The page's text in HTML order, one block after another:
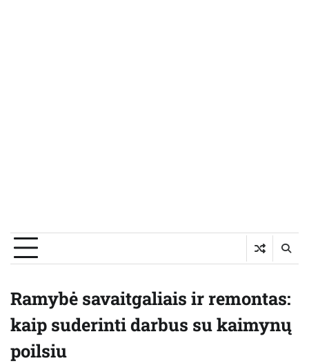
Ramybė savaitgaliais ir remontas:
kaip suderinti darbus su kaimynų
poilsiu